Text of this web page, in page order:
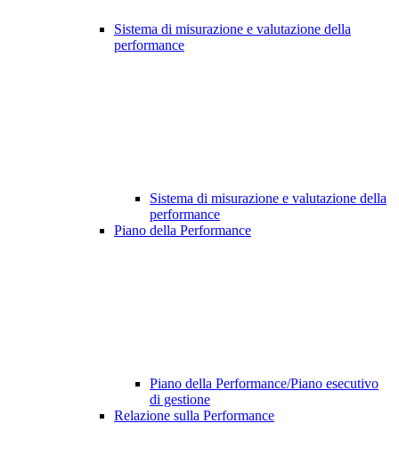
Sistema di misurazione e valutazione della
performance
Sistema di misurazione e valutazione della
performance
Piano della Performance
Piano della Performance/Piano esecutivo
di gestione
Relazione sulla Performance